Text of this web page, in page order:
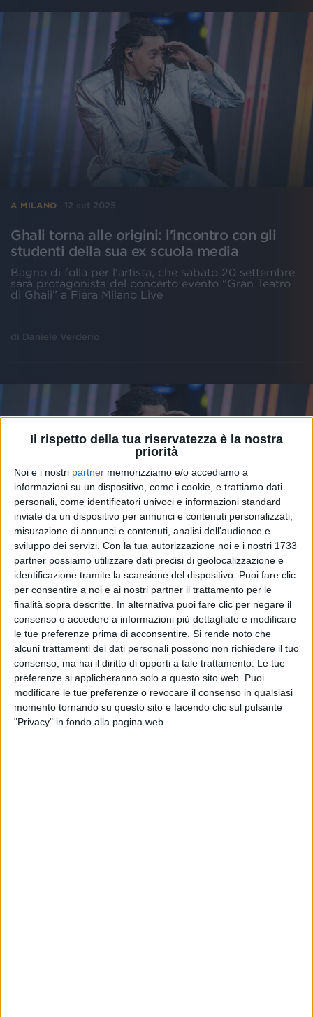
Il rispetto della tua riservatezza è la nostra
priorità
Noi e i nostri partner memorizziamo e/o accediamo a
informazioni su un dispositivo, come i cookie, e trattiamo dati
personali, come identificatori univoci e informazioni standard
inviate da un dispositivo per annunci e contenuti personalizzati,
misurazione di annunci e contenuti, analisi dell'audience e
sviluppo dei servizi. Con la tua autorizzazione noi e i nostri 1733
partner possiamo utilizzare dati precisi di geolocalizzazione e
identificazione tramite la scansione del dispositivo. Puoi fare clic
per consentire a noi e ai nostri partner il trattamento per le
finalità sopra descritte. In alternativa puoi fare clic per negare il
consenso o accedere a informazioni più dettagliate e modificare
le tue preferenze prima di acconsentire. Si rende noto che
alcuni trattamenti dei dati personali possono non richiedere il tuo
consenso, ma hai il diritto di opporti a tale trattamento. Le tue
preferenze si applicheranno solo a questo sito web. Puoi
modificare le tue preferenze o revocare il consenso in qualsiasi
momento tornando su questo sito e facendo clic sul pulsante
"Privacy" in fondo alla pagina web.
A MILANO 12 set 2025
Ghali torna alle origini: l'incontro con gli
studenti della sua ex scuola media
Bagno di folla per l'artista, che sabato 20 settembre
sarà protagonista del concerto evento “Gran Teatro
di Ghali” a Fiera Milano Live
di Daniele Verderio
GRAN TEATRO DI GHALI 16 nov 2024
Ghali: il gran finale al Forum di Assago e
una nuova data nel 2025
Il 20 settembre 2025, l'artista salirà sul palco di Fiera
Milano Live: scopri quando e dove acquistare i
biglietti per l'evento
diDaniele Verderio